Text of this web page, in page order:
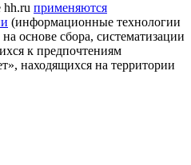
применяются
(информационные технологии
основе сбора, систематизации
к предпочтениям
находящихся на территории